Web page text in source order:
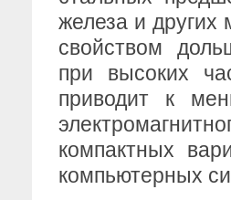
железа и других
свойством
при высоких
приводит к
компактных
компьютерных